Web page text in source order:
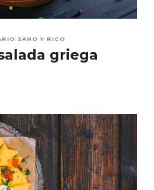
SANO Y RICO
griega